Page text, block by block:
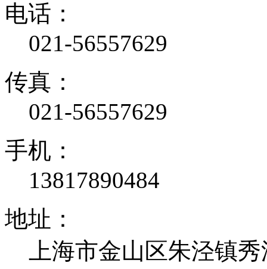
电话：
021-56557629
传真：
021-56557629
手机：
13817890484
地址：
上海市金山区朱泾镇